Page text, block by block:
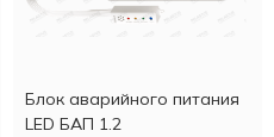
Блок аварийного питания
LED БАП 1.2